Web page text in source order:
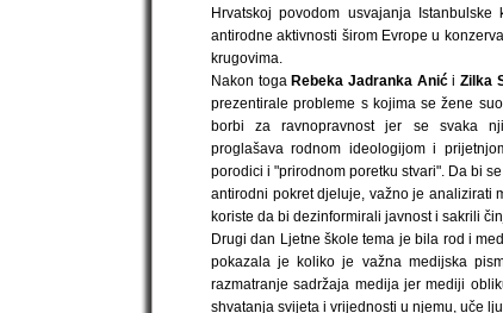
Hrvatskoj povodom usvajanja Istanbulske
antirodne aktivnosti širom Evrope u
krugovima.
Nakon toga Rebeka Jadranka Anići Zilka
prezentirale probleme s kojima se žene
borbi za ravnopravnost jer se svaka
proglašava rodnom ideologijom i
porodici i "prirodnom poretku stvari". Da bi
antirodni pokret djeluje, važno je analizirati
koriste da bi dezinformirali javnost i sakrili
Drugi dan Ljetne škole tema je bila rod i
pokazala je koliko je važna medijska
razmatranje sadržaja medija jer mediji
shvatanja svijeta i vrijednosti u njemu, uče